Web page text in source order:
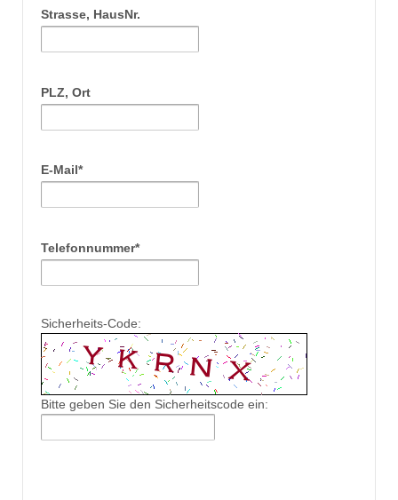
Strasse, HausNr.
PLZ, Ort
E-Mail*
Telefonnummer*
Sicherheits-Code:
Bitte geben Sie den Sicherheitscode ein: